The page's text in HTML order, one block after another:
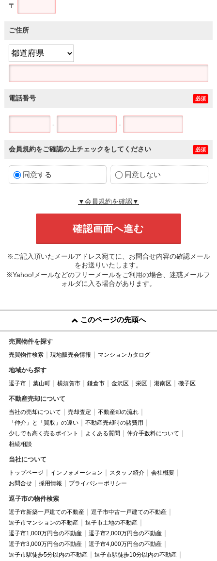
〒
ご住所
電話番号 必須
- -
会員規約をご確認の上チェックをしてください 必須
同意する 同意しない
▼会員規約を確認▼
※ご記入頂いたメールアドレス宛てに、お問合せ内容の確認メール
をお送りいたします。
※Yahoo!メールなどのフリーメールをご利用の場合、迷惑メールフ
ォルダに入る場合があります。
このページの先頭へ
売買物件を探す
売買物件検索 現地販売会情報 マンションカタログ
地域から探す
逗子市 葉山町 横須賀市 鎌倉市 金沢区 栄区 港南区 磯子区
不動産売却について
当社の売却について 売却査定
不動産却の流れ
「仲介」と「買取」の違い
不動産売却時の諸費用
少しでも高く売るポイント
よくある質問
仲介手数料について
相続相談
当社について
トップページ インフォメーション スタッフ紹介
会社概要
お問合せ
採用情報 プライバシーポリシー
逗子市の物件検索
逗子市新築一戸建ての不動産
逗子市中古一戸建ての不動産
逗子市マンションの不動産
逗子市土地の不動産
逗子市1,000万円台の不動産
逗子市2,000万円台の不動産
逗子市3,000万円台の不動産
逗子市4,000万円台の不動産
逗子市駅徒歩5分以内の不動産
逗子市駅徒歩10分以内の不動産